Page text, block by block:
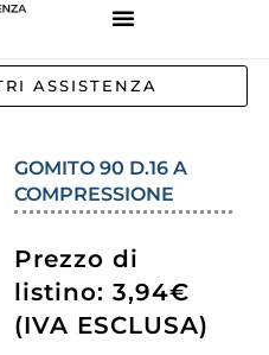
ASSISTENZA
GOMITO 90 D.16 A
COMPRESSIONE
Prezzo di
listino: 3,94€
(IVA ESCLUSA)